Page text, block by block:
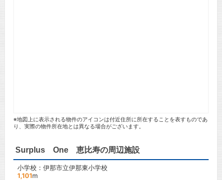
※地図上に表示される物件のアイコンは付近住所に所在することを表すものであ
り、実際の物件所在地とは異なる場合がございます。
Surplus One 恵比寿の周辺施設
小学校：伊那市立伊那東小学校
1,101m